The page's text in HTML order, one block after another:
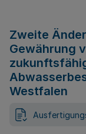
Zweite
Gewährung
Westfalen